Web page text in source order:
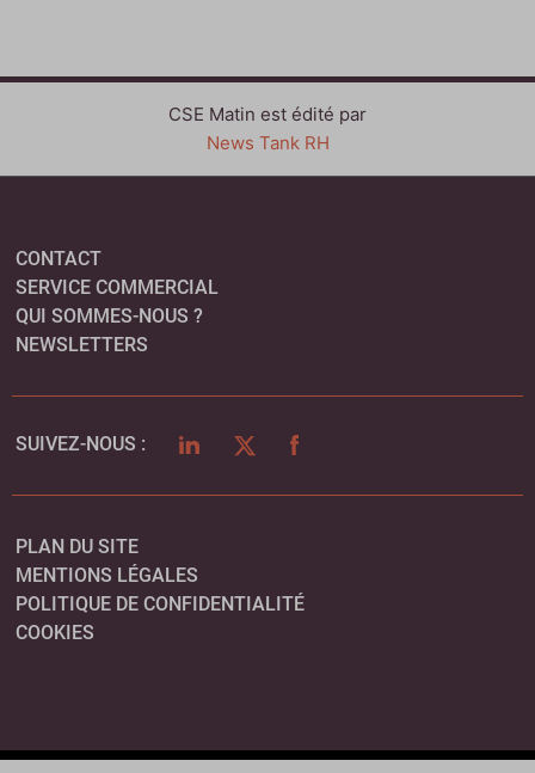
CSE Matin est édité par
News Tank RH
CONTACT
SERVICE COMMERCIAL
QUI SOMMES-NOUS ?
NEWSLETTERS
SUIVEZ-NOUS : LINKEDINTWITTERFACEBOOK
PLAN DU SITE
MENTIONS LÉGALES
POLITIQUE DE CONFIDENTIALITÉ
COOKIES